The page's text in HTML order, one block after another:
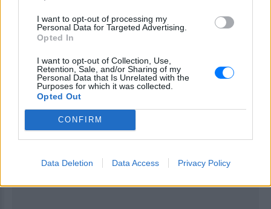
I want to opt-out of processing my
Personal Data for Targeted Advertising.
Opted In
I want to opt-out of Collection, Use,
Retention, Sale, and/or Sharing of my
Personal Data that Is Unrelated with the
Purposes for which it was collected.
Opted Out
CONFIRM
Data Deletion Data Access Privacy Policy
ΔΙΑΦΗΜΙΣΗ